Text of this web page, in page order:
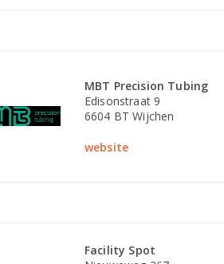
MBT Precision Tubing
Edisonstraat 9
6604 BT Wijchen
website
Facility Spot